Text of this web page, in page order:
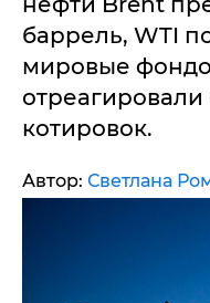
баррель, WTI
мировые
котировок.
Автор: Светлана